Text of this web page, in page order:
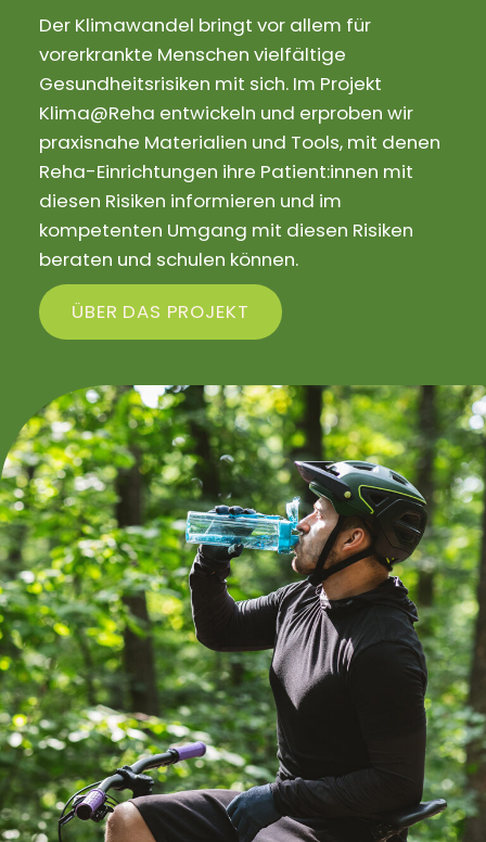
Der Klimawandel bringt vor allem für
vorerkrankte Menschen vielfältige
Gesundheitsrisiken mit sich. Im Projekt
Klima@Reha entwickeln und erproben wir
praxisnahe Materialien und Tools, mit denen
Reha-Einrichtungen ihre Patient:innen mit
diesen Risiken informieren und im
kompetenten Umgang mit diesen Risiken
beraten und schulen können.
ÜBER DAS PROJEKT